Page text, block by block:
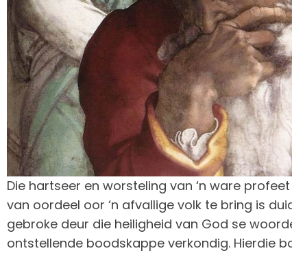
Die hartseer en worsteling van ‘n ware
van oordeel oor ‘n afvallige volk te bring is
gebroke deur die heiligheid van God se
ontstellende boodskappe verkondig. Hierdie